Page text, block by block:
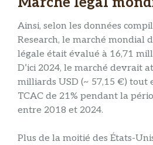
Ainsi, selon les données
Research, le marché mondial
légale était évalué à 16,71
D’ici 2024, le marché devrait
milliards USD (~ 57,15 €) tout
TCAC de 21% pendant la
entre 2018 et 2024.
Plus de la moitié des États-